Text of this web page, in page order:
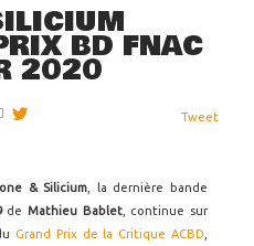
BD FNAC
2020
Tweet
& Silicium , la dernière bande
deMathieu Bablet, continue sur
Grand Prix de la Critique ACBD